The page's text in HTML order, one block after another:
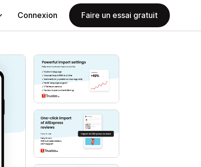
Connexion Faire un essai gratuit